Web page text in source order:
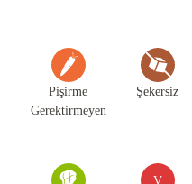
Pişirme
Gerektirmeyen
Şekersiz
V